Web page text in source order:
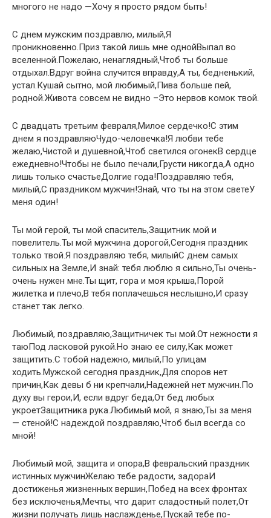
многого не надо —Хочу я просто рядом быть!
С днем мужским поздравлю, милый,Я
проникновенно.Приз такой лишь мне однойВыпал во
вселенной.Пожелаю, ненаглядный,Чтоб ты больше
отдыхал.Вдруг война случится вправду,А ты, бедненький,
устал.Кушай сытно, мой любимый,Пива больше пей,
родной.Живота совсем не видно –Это нервов комок твой.
С двадцать третьим февраля,Милое сердечко!С этим
днем я поздравляюЧудо-человечка!Я любви тебе
желаю,Чистой и душевной,Чтоб светился огонекВ сердце
ежедневно!Чтобы не было печали,Грусти никогда,А одно
лишь только счастьеДолгие года!Поздравляю тебя,
милый,С праздником мужчин!Знай, что ты на этом светеУ
меня один!
Ты мой герой, ты мой спаситель,Защитник мой и
повелитель.Ты мой мужчина дорогой,Сегодня праздник
только твой.Я поздравляю тебя, милыйС днем самых
сильных на Земле,И знай: тебя люблю я сильно,Ты очень-
очень нужен мне.Ты щит, гора и моя крыша,Порой
жилетка и плечо,В тебя поплачешься неслышно,И сразу
станет так легко.
Любимый, поздравляю,Защитничек ты мой.От нежности я
таюПод ласковой рукой.Но знаю ее силу,Как может
защитить.С тобой надежно, милый,По улицам
ходить.Мужской сегодня праздник,Для споров нет
причин,Как девы б ни крепчали,Надежней нет мужчин.По
духу вы герои,И, если вдруг беда,От бед любых
укроетЗащитника рука.Любимый мой, я знаю,Ты за меня
— стеной!С надеждой поздравляю,Чтоб был всегда со
мной!
Любимый мой, защита и опора,В февральский праздник
истинных мужчинЖелаю тебе радости, задораИ
достиженья жизненных вершин,Побед на всех фронтах
без исключенья,Мечты, что дарит сладостный полет,От
жизни получать лишь наслажденье,Пускай тебе по-